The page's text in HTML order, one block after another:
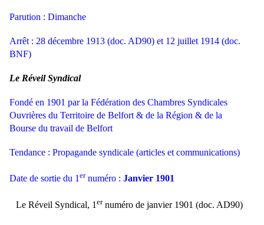
Parution : Dimanche
Arrêt : 28 décembre 1913 (doc. AD90) et 12 juillet 1914 (doc.
BNF)
Le Réveil Syndical
Fondé en 1901 par la Fédération des Chambres Syndicales
Ouvrières du Territoire de Belfort & de la Région & de la
Bourse du travail de Belfort
Tendance : Propagande syndicale (articles et communications)
Date de sortie du 1 ernuméro : Janvier 1901
Le Réveil Syndical, 1 ernuméro de janvier 1901 (doc. AD90)